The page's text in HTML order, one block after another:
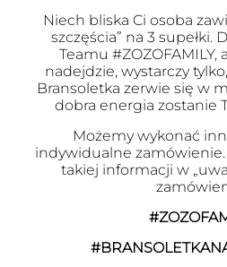
Niech bliska Ci osoba
szczęścia” na 3 supełki.
Teamu #ZOZOFAMILY,
nadejdzie, wystarczy
Bransoletka zerwie się w
dobra energia zostanie
Możemy wykonać
indywidualne
takiej informacji w